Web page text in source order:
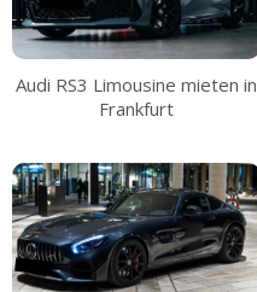
Audi RS3 Limousine mieten in
Frankfurt